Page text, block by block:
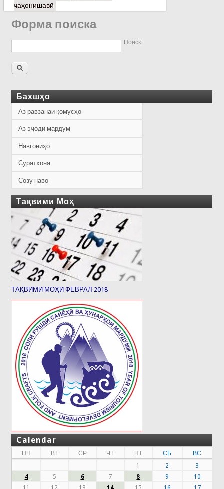
ҷаҳонишавӣ
Форма поиска
Поиск
Бахшҳо
Аз равзанаи қомусҳо
Аз эҷоди мардум
Навгониҳо
Суратхона
Созу наво
Тақвими Моҳ
ТАҚВИМИ МОҲИ ФЕВРАЛ 2018
Calendar
ПН ВТ СР ЧТ ПТ СБ
ВС
1
2
3
4
5 6 7 8 9
10